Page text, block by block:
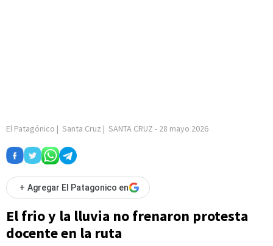
El Patagónico | Santa Cruz | SANTA CRUZ - 28 mayo 2026
+ Agregar El Patagonico en
El frio y la lluvia no frenaron protesta
docente en la ruta